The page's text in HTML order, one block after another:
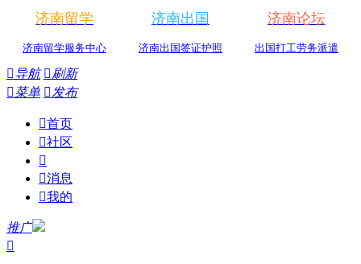
济南留学
济南留学服务中心
济南出国
济南出国签证护照
济南论坛
出国打工劳务派遣
导航 刷新
菜单 发布
首页
社区

消息
我的
推广
